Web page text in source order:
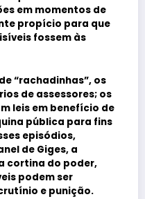
em momentos de
propício para que
fossem às
“rachadinhas”, os
de assessores; os
leis em benefício de
pública para fins
episódios,
de Giges, a
cortina do poder,
podem ser
e punição.